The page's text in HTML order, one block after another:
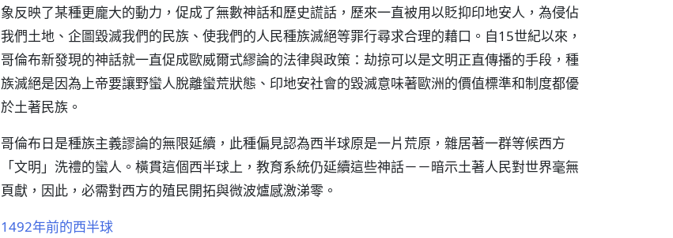
象反映了某種更龐大的動力，促成了無數神話和歷史謊話，歷來一直被用以貶抑印地安人，為侵佔
我們土地、企圖毀滅我們的民族、使我們的人民種族滅絕等罪行尋求合理的藉口。自15世紀以來，
哥倫布新發現的神話就一直促成歐威爾式繆論的法律與政策：劫掠可以是文明正直傳播的手段，種
族滅絕是因為上帝要讓野蠻人脫離蠻荒狀態、印地安社會的毀滅意味著歐洲的價值標準和制度都優
於土著民族。
哥倫布日是種族主義謬論的無限延續，此種偏見認為西半球原是一片荒原，雜居著一群等候西方
「文明」洗禮的蠻人。橫貫這個西半球上，教育系統仍延續這些神話－－暗示土著人民對世界毫無
頁獻，因此，必需對西方的殖民開拓與微波爐感激涕零。
1492年前的西半球